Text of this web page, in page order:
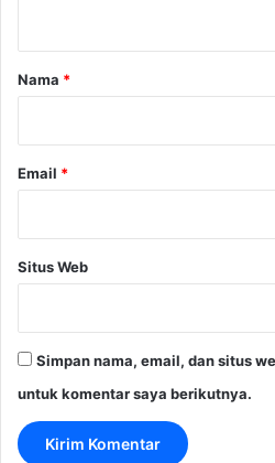
rNama *
Email *
Situs Web
Simpan nama, email, dan situs
untuk komentar saya berikutnya.